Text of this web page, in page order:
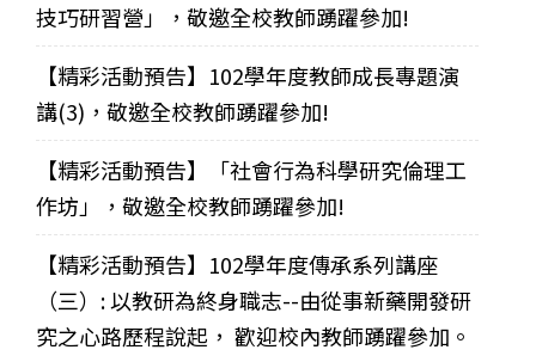
技巧研習營」，敬邀全校教師踴躍參加!
【精彩活動預告】102學年度教師成長專題演
講(3)，敬邀全校教師踴躍參加!
【精彩活動預告】「社會行為科學研究倫理工
作坊」，敬邀全校教師踴躍參加!
【精彩活動預告】102學年度傳承系列講座
（三）: 以教研為終身職志--由從事新藥開發研
究之心路歷程說起， 歡迎校內教師踴躍參加。